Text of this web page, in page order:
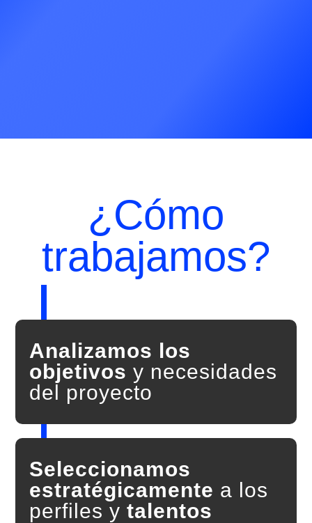
¿Cómo
trabajamos?
Analizamos los
objetivos y necesidades
del proyecto
Seleccionamos
estratégicamente a los
perfiles ytalentos